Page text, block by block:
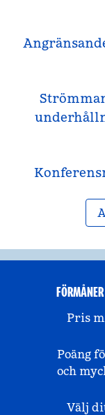
Pris
Poäng
och
Välj